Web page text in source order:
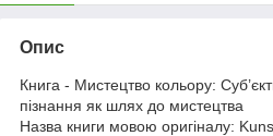
Опис
Книга - Мистецтво кольору:
пізнання як шлях до мистецтва
Назва книги мовою оригіналу: